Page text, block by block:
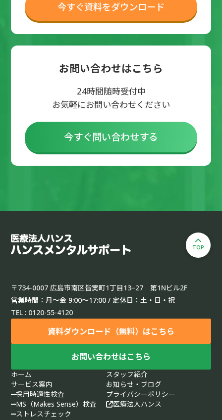
今すぐ資料をダウンロード
お問い合わせはこちら
24時間随時受付中
お気軽にお問い合わせください
今すぐ問い合わせする
〒734-0007 広島市南区皆実町1丁目13−27 第1Nビル2F
営業時間：月〜金 9:00〜17:00 / 定休日：土・日・祝
TEL : 0120-55-4120
資料ダウンロード（無料）はこちら
お問い合わせはこちら
ホーム
サービス案内
採用時適性検査
MS（Makes Sense）検査
ストレスチェック
スタッフ紹介
お知らせ・ブログ
プライバシーポリシー
医療法人ハンス
TOP